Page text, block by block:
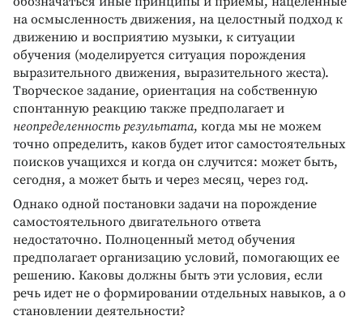
на осмысленность движения, на целостный подход к
движению и восприятию музыки, к ситуации
обучения (моделируется ситуация порождения
выразительного движения, выразительного жеста).
Творческое задание, ориентация на собственную
спонтанную реакцию также предполагает и
неопределенность результата, когда мы не можем
точно определить, каков будет итог самостоятельных
поисков учащихся и когда он случится: может быть,
сегодня, а может быть и через месяц, через год.
Однако одной постановки задачи на порождение
самостоятельного двигательного ответа
недостаточно. Полноценный метод обучения
предполагает организацию условий, помогающих ее
решению. Каковы должны быть эти условия, если
речь идет не о формировании отдельных навыков, а о
становлении деятельности?